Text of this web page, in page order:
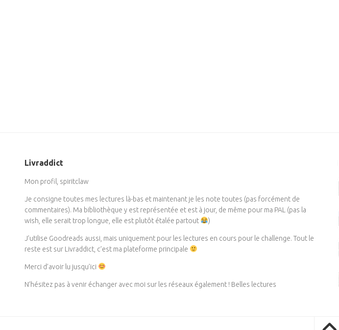
Livraddict
Mon profil, spiritclaw
Je consigne toutes mes lectures là-bas et maintenant je les note toutes (pas forcément de
commentaires). Ma bibliothèque y est représentée et est à jour, de même pour ma PAL (pas la
wish, elle serait trop longue, elle est plutôt étalée partout
)
J’utilise Goodreads aussi, mais uniquement pour les lectures en cours pour le challenge. Tout le
reste est sur Livraddict, c’est ma plateforme principale
Merci d’avoir lu jusqu’ici
N’hésitez pas à venir échanger avec moi sur les réseaux également ! Belles lectures